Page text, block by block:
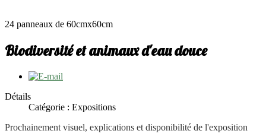
24 panneaux de 60cmx60cm
Biodiversité et animaux d'eau douce
Détails
Catégorie : Expositions
Prochainement visuel, explications et disponibilité de l'exposition